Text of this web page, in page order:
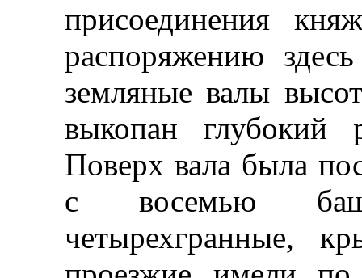
присоединения
распоряжению
земляные валы
выкопан глубокий
Поверх вала была
с восемью
четырехгранные,